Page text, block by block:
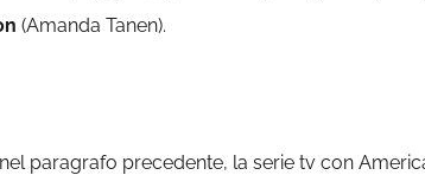
(Amanda Tanen).
paragrafo precedente, la serie tv con